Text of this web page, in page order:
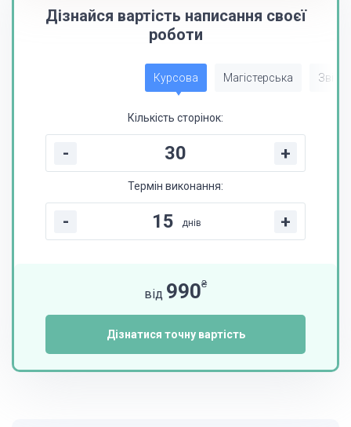
Дізнайся вартість написання своєї
роботи
Курсова Магістерська Звіт
Кількість сторінок:
- +
Термін виконання:
- днів +
від 990₴
Дізнатися точну вартість